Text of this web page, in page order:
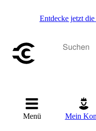
Entdecke jetzt
Menü Mein